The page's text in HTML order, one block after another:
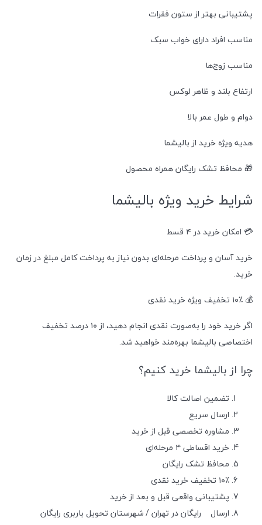
پشتیبانی بهتر از ستون فقرات
مناسب افراد دارای خواب سبک
مناسب زوج‌ها
ارتفاع بلند و ظاهر لوکس
دوام و طول عمر بالا
هدیه ویژه خرید از بالیشما
🎁 محافظ تشک رایگان همراه محصول
شرایط خرید ویژه بالیشما
💳 امکان خرید در ۴ قسط
خرید آسان و پرداخت مرحله‌ای بدون نیاز به پرداخت کامل مبلغ در زمان
خرید.
💰 ۱۰٪ تخفیف ویژه خرید نقدی
اگر خرید خود را به‌صورت نقدی انجام دهید، از ۱۰ درصد تخفیف
اختصاصی بالیشما بهره‌مند خواهید شد.
چرا از بالیشما خرید کنیم؟
تضمین اصالت کالا
ارسال سریع
مشاوره تخصصی قبل از خرید
خرید اقساطی ۴ مرحله‌ای
محافظ تشک رایگان
۱۰٪ تخفیف خرید نقدی
پشتیبانی واقعی قبل و بعد از خرید
ارسال
رایگان در تهران / شهرستان تحویل باربری رایگان